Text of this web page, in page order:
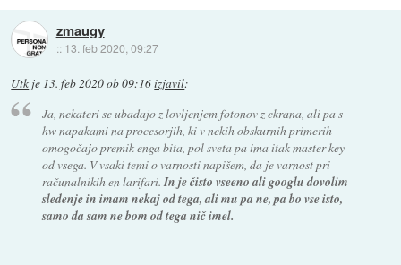
zmaugy
:: 13. feb 2020, 09:27
Utk je 13. feb 2020 ob 09:16izjavil:
Ja, nekateri se ubadajo z lovljenjem fotonov z ekrana, ali pa s
hw napakami na procesorjih, ki v nekih obskurnih primerih
omogočajo premik enga bita, pol sveta pa ima itak master key
od vsega. V vsaki temi o varnosti napišem, da je varnost pri
računalnikih en larifari.In je čisto vseeno ali googlu dovolim
sledenje in imam nekaj od tega, ali mu pa ne, pa bo vse isto,
samo da sam ne bom od tega nič imel.